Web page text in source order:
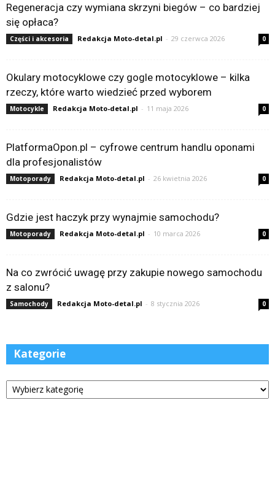
Regeneracja czy wymiana skrzyni biegów – co bardziej
się opłaca?
Części i akcesoria Redakcja Moto-detal.pl - 29 czerwca 2026 0
Okulary motocyklowe czy gogle motocyklowe – kilka
rzeczy, które warto wiedzieć przed wyborem
Motocykle Redakcja Moto-detal.pl - 11 maja 2026 0
PlatformaOpon.pl – cyfrowe centrum handlu oponami
dla profesjonalistów
Motoporady Redakcja Moto-detal.pl - 26 kwietnia 2026 0
Gdzie jest haczyk przy wynajmie samochodu?
Motoporady Redakcja Moto-detal.pl - 10 marca 2026 0
Na co zwrócić uwagę przy zakupie nowego samochodu
z salonu?
Samochody Redakcja Moto-detal.pl - 8 stycznia 2026 0
Kategorie
Kategorie